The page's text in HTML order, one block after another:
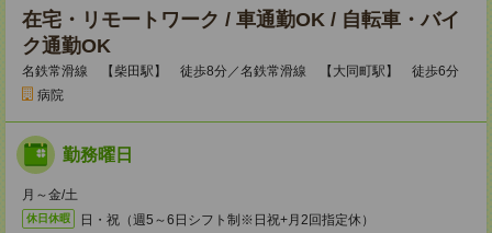
在宅・リモートワーク / 車通勤OK / 自転車・バイ
ク通勤OK
名鉄常滑線 【柴田駅】 徒歩8分／名鉄常滑線 【大同町駅】 徒歩6分
病院
勤務曜日
月～金/土
休日休暇 日・祝（週5～6日シフト制※日祝+月2回指定休）